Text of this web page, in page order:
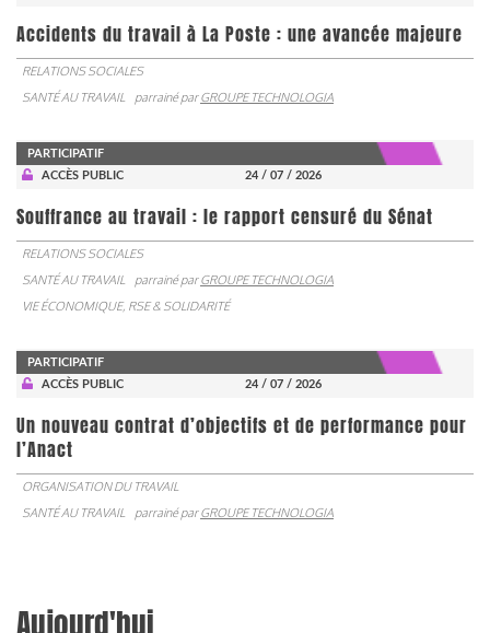
Accidents du travail à La Poste : une avancée majeure
RELATIONS SOCIALES
SANTÉ AU TRAVAIL
parrainé parGROUPE TECHNOLOGIA
PARTICIPATIF
ACCÈS PUBLIC
24 / 07 / 2026
Souffrance au travail : le rapport censuré du Sénat
RELATIONS SOCIALES
SANTÉ AU TRAVAIL
parrainé parGROUPE TECHNOLOGIA
VIE ÉCONOMIQUE, RSE & SOLIDARITÉ
PARTICIPATIF
ACCÈS PUBLIC
24 / 07 / 2026
Un nouveau contrat d’objectifs et de performance pour
l’Anact
ORGANISATION DU TRAVAIL
SANTÉ AU TRAVAIL
parrainé parGROUPE TECHNOLOGIA
Aujourd'hui